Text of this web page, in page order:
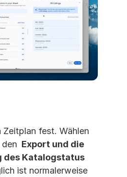
Zeitplan fest. Wählen
Export und die
ist normalerweise